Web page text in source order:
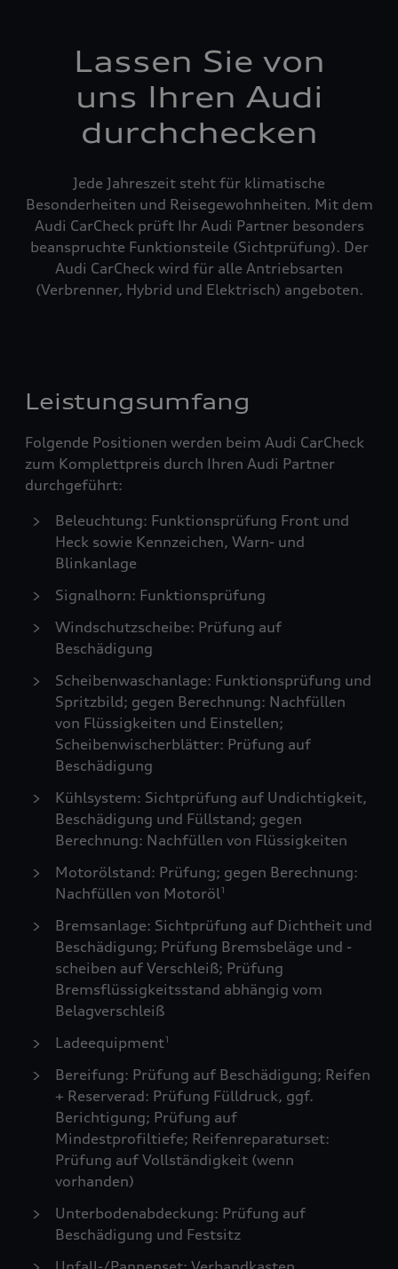
Lassen Sie von
uns Ihren Audi
durchchecken
Jede Jahreszeit steht für klimatische
Besonderheiten und Reisegewohnheiten. Mit dem
Audi CarCheck prüft Ihr Audi Partner besonders
beanspruchte Funktionsteile (Sichtprüfung). Der
Audi CarCheck wird für alle Antriebsarten
(Verbrenner, Hybrid und Elektrisch) angeboten.
Leistungsumfang
Folgende Positionen werden beim Audi CarCheck
zum Komplettpreis durch Ihren Audi Partner
durchgeführt:
Beleuchtung: Funktionsprüfung Front und
Heck sowie Kennzeichen, Warn- und
Blinkanlage
Signalhorn: Funktionsprüfung
Windschutzscheibe: Prüfung auf
Beschädigung
Scheibenwaschanlage: Funktionsprüfung und
Spritzbild; gegen Berechnung: Nachfüllen
von Flüssigkeiten und Einstellen;
Scheibenwischerblätter: Prüfung auf
Beschädigung
Kühlsystem: Sichtprüfung auf Undichtigkeit,
Beschädigung und Füllstand; gegen
Berechnung: Nachfüllen von Flüssigkeiten
Motorölstand: Prüfung; gegen Berechnung:
Nachfüllen von Motoröl1
Bremsanlage: Sichtprüfung auf Dichtheit und
Beschädigung; Prüfung Bremsbeläge und -
scheiben auf Verschleiß; Prüfung
Bremsflüssigkeitsstand abhängig vom
Belagverschleiß
Ladeequipment1
Bereifung: Prüfung auf Beschädigung; Reifen
+ Reserverad: Prüfung Fülldruck, ggf.
Berichtigung; Prüfung auf
Mindestprofiltiefe; Reifenreparaturset:
Prüfung auf Vollständigkeit (wenn
vorhanden)
Unterbodenabdeckung: Prüfung auf
Beschädigung und Festsitz